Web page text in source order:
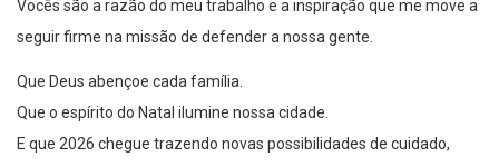
Vocês são a razão do meu trabalho e a inspiração que me move a
seguir firme na missão de defender a nossa gente.
Que Deus abençoe cada família.
Que o espírito do Natal ilumine nossa cidade.
E que 2026 chegue trazendo novas possibilidades de cuidado,